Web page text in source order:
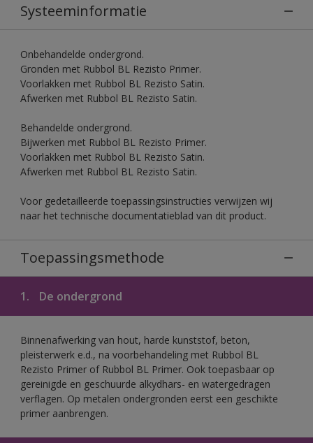
Systeeminformatie
Onbehandelde ondergrond.
Gronden met Rubbol BL Rezisto Primer.
Voorlakken met Rubbol BL Rezisto Satin.
Afwerken met Rubbol BL Rezisto Satin.
Behandelde ondergrond.
Bijwerken met Rubbol BL Rezisto Primer.
Voorlakken met Rubbol BL Rezisto Satin.
Afwerken met Rubbol BL Rezisto Satin.
Voor gedetailleerde toepassingsinstructies verwijzen wij
naar het technische documentatieblad van dit product.
Toepassingsmethode
1. De ondergrond
Binnenafwerking van hout, harde kunststof, beton,
pleisterwerk e.d., na voorbehandeling met Rubbol BL
Rezisto Primer of Rubbol BL Primer. Ook toepasbaar op
gereinigde en geschuurde alkydhars- en watergedragen
verflagen. Op metalen ondergronden eerst een geschikte
primer aanbrengen.